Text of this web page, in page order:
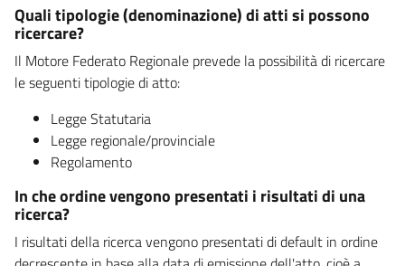
Quali tipologie (denominazione) di atti si possono
ricercare?
Il Motore Federato Regionale prevede la possibilità di ricercare
le seguenti tipologie di atto:
Legge Statutaria
Legge regionale/provinciale
Regolamento
In che ordine vengono presentati i risultati di una
ricerca?
I risultati della ricerca vengono presentati di default in ordine